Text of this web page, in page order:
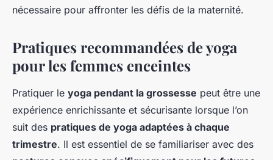
nécessaire pour affronter les défis de la maternité.
Pratiques recommandées de yoga
pour les femmes enceintes
Pratiquer le yoga pendant la grossesse peut être une
expérience enrichissante et sécurisante lorsque l’on
suit des pratiques de yoga adaptées à chaque
trimestre. Il est essentiel de se familiariser avec des